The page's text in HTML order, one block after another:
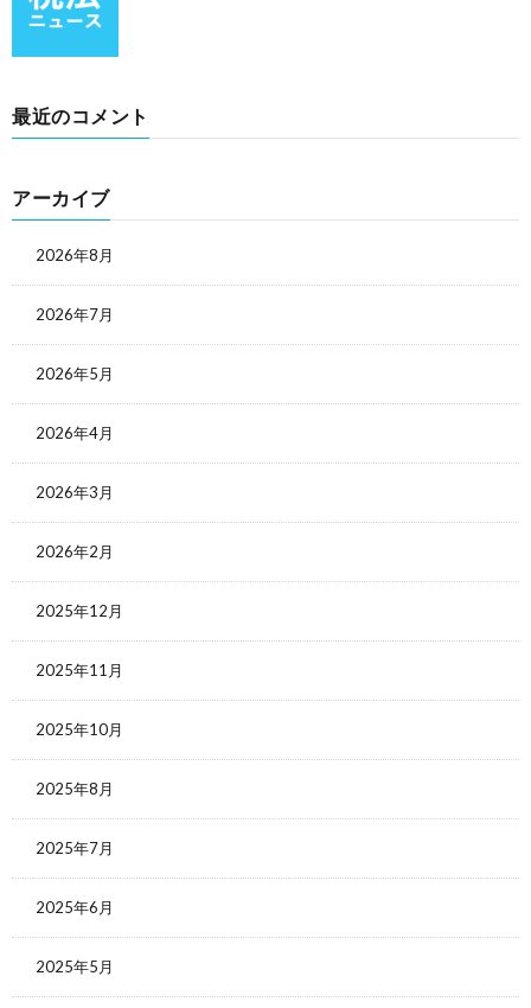
最近のコメント
アーカイブ
2026年8月
2026年7月
2026年5月
2026年4月
2026年3月
2026年2月
2025年12月
2025年11月
2025年10月
2025年8月
2025年7月
2025年6月
2025年5月